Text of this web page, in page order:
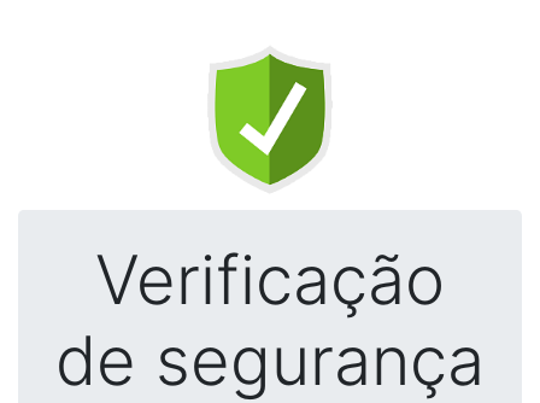
Verificação
de segurança